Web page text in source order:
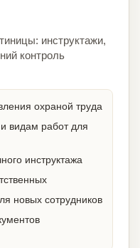
инструктажи,
контроль
охраной труда
видам работ для
инструктажа
новых сотрудников